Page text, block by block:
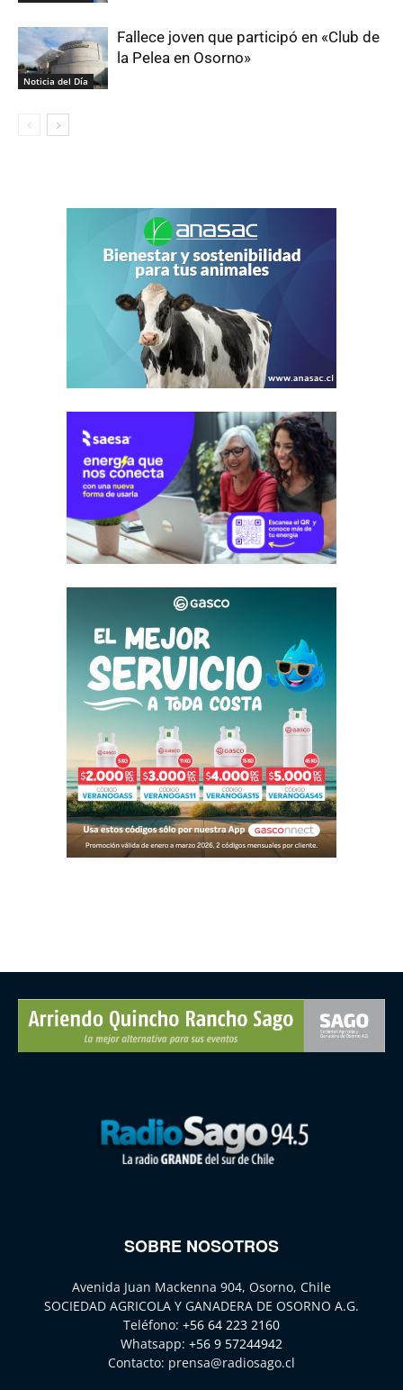
Noticia del Día
Fallece joven que participó en «Club de
la Pelea en Osorno»
SOBRE NOSOTROS
Avenida Juan Mackenna 904, Osorno, Chile
SOCIEDAD AGRICOLA Y GANADERA DE OSORNO A.G.
Teléfono: +56 64 223 2160
Whatsapp: +56 9 57244942
Contacto: prensa@radiosago.cl